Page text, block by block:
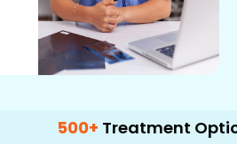
Treatment Options